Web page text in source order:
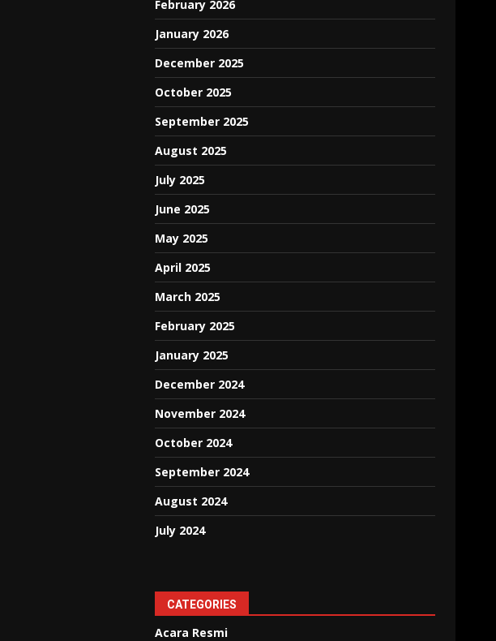
February 2026
January 2026
December 2025
October 2025
September 2025
August 2025
July 2025
June 2025
May 2025
April 2025
March 2025
February 2025
January 2025
December 2024
November 2024
October 2024
September 2024
August 2024
July 2024
CATEGORIES
Acara Resmi